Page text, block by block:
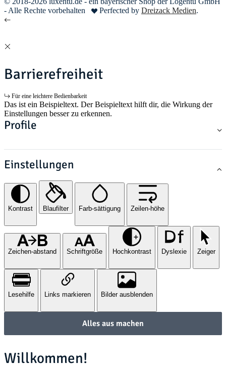
- Alle Rechte vorbehalten
Perfected by Dreizack Medien.
Barrierefreiheit
Für eine leichtere Bedienbarkeit
Das ist ein Beispieltext. Der Beispieltext hilft dir, die Wirkung der
Einstellungen besser zu erkennen.
Profile
Einstellungen
Kontrast Blaufilter Farb-sättigung Zeilen-höhe
Zeichen-abstand Schriftgröße Hochkontrast Dyslexie Zeiger
Lesehilfe Links markieren Bilder ausblenden
Alles aus machen
Willkommen!